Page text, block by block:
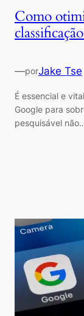
Como
—porJake Tse
É essencial e
Google para
pesquisável